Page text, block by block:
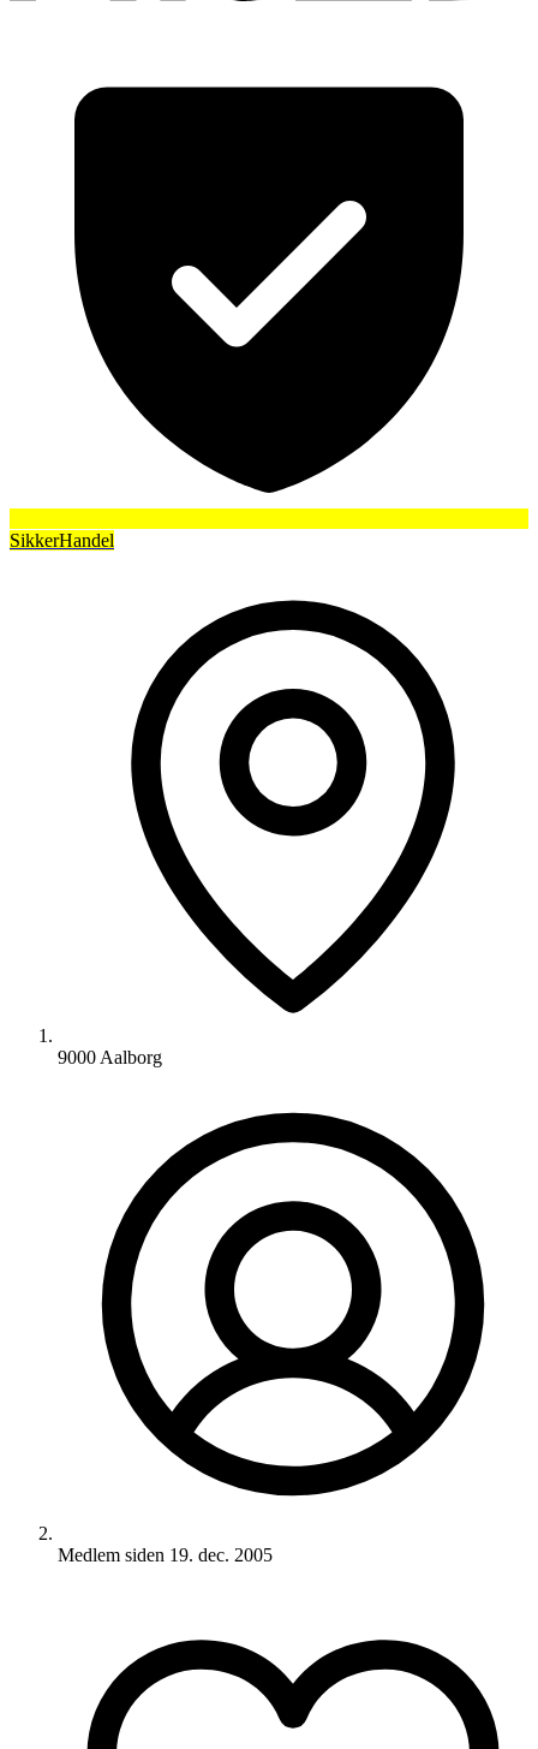
SikkerHandel
9000 Aalborg
Medlem siden 19. dec. 2005